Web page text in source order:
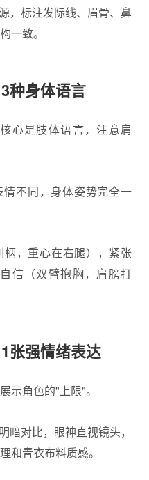
，标注发际线、眉骨、鼻
一致。
种身体语言
心是肢体语言，注意肩
情不同，身体姿势完全一
柄，重心在右腿），紧张
信（双臂抱胸，肩膀打
张强情绪表达
示角色的"上限"。
暗对比，眼神直视镜头，
和青衣布料质感。